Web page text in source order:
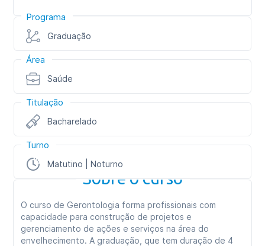
Programa
Graduação
Área
Saúde
Titulação
Bacharelado
Turno
Matutino | Noturno
Sobre o curso
O curso de Gerontologia forma profissionais com
capacidade para construção de projetos e
gerenciamento de ações e serviços na área do
envelhecimento. A graduação, que tem duração de 4